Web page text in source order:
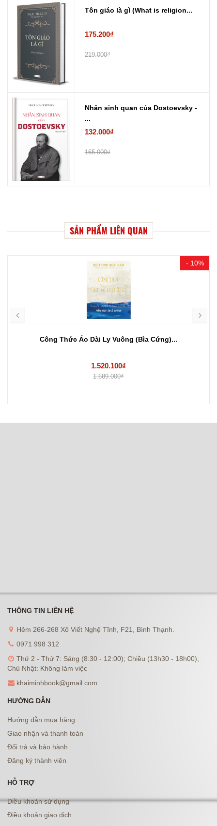
Tôn giáo là gì (What is religion...
175.200₫
219.000₫
Nhân sinh quan của Dostoevsky -
...
132.000₫
165.000₫
SẢN PHẨM LIÊN QUAN
- 10%
Công Thức Áo Dài Ly Vuông (Bìa Cứng)...
1.520.100₫
1.689.000₫
THÔNG TIN LIÊN HỆ
Hẻm 266-268 Xô Viết Nghệ Tĩnh, F21, Bình Thạnh.
0971 998 312
Thứ 2 - Thứ 7: Sáng (8:30 - 12:00); Chiều (13h30 - 18h00);
Chủ Nhật: Không làm việc
khaiminhbook@gmail.com
HƯỚNG DẪN
Hướng dẫn mua hàng
Giao nhận và thanh toán
Đổi trả và bảo hành
Đăng ký thành viên
HỖ TRỢ
Điều khoản sử dụng
Điều khoản giao dịch